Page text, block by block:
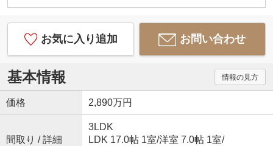
お気に入り追加 お問い合わせ
基本情報 情報の見方
価格 2,890万円
間取り / 詳細
3LDK
LDK 17.0帖 1室/洋室 7.0帖 1室/